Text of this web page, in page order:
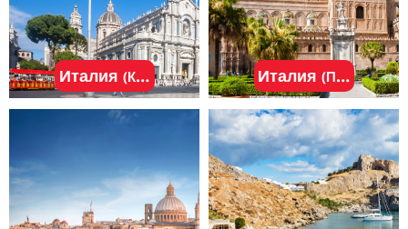
Италия (Катания) Италия (Палермо)